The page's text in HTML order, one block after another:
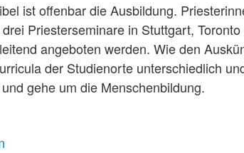
ist offenbar die Ausbildung.
Priesterseminare in Stuttgart,
angeboten werden. Wie den
der Studienorte unterschiedlich
gehe um die Menschenbildung.